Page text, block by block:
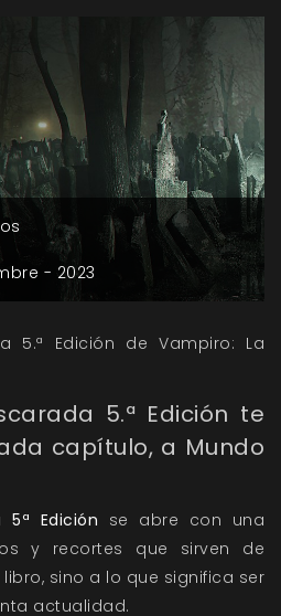
- 2023
5.ª Edición de Vampiro: La
5.ª Edición te
capítulo, a Mundo
5ª Edición se abre con una
y recortes que sirven de
sino a lo que significa ser
actualidad.